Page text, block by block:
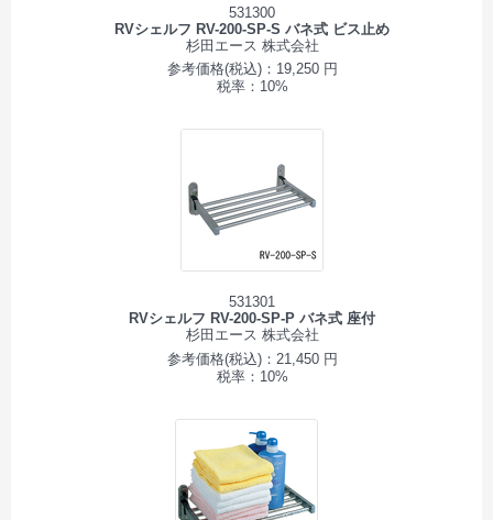
531300
RVシェルフ RV-200-SP-S バネ式 ビス止め
杉田エース 株式会社
参考価格(税込)：19,250 円
税率：10%
531301
RVシェルフ RV-200-SP-P バネ式 座付
杉田エース 株式会社
参考価格(税込)：21,450 円
税率：10%